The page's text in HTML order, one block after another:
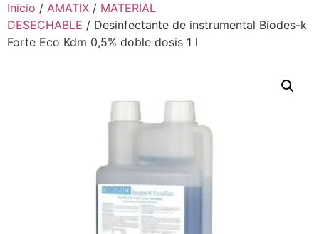
Inicio / AMATIX / MATERIAL
DESECHABLE / Desinfectante de instrumental Biodes-k
Forte Eco Kdm 0,5% doble dosis 1 l